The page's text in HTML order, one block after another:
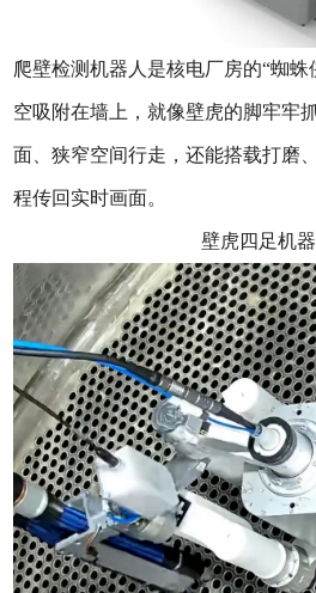
爬壁检测机器人是核电厂房的“蜘
空吸附在墙上，就像壁虎的脚牢牢
面、狭窄空间行走，还能搭载打磨
程传回实时画面。
壁虎四足机器